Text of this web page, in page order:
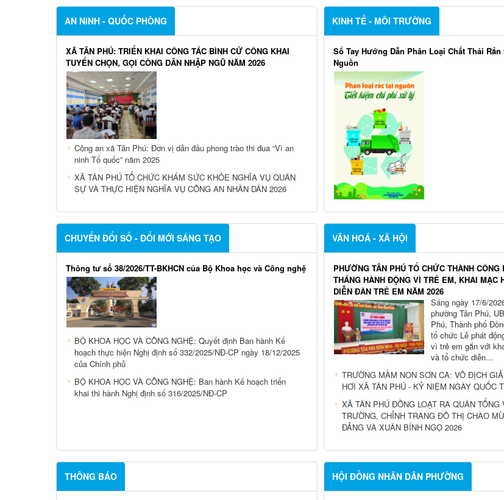
AN NINH - QUỐC PHÒNG
XÃ TÂN PHÚ: TRIỂN KHAI CÔNG TÁC BÌNH CỬ CÔNG KHAI
TUYỂN CHỌN, GỌI CÔNG DÂN NHẬP NGŨ NĂM 2026
Công an xã Tân Phú: Đơn vị dẫn đầu phong trào thi đua “Vì an
ninh Tổ quốc” năm 2025
XÃ TÂN PHÚ TỔ CHỨC KHÁM SỨC KHỎE NGHĨA VỤ QUÂN
SỰ VÀ THỰC HIỆN NGHĨA VỤ CÔNG AN NHÂN DÂN 2026
KINH TẾ - MÔI TRƯỜNG
Sổ Tay Hướng Dẫn Phân Loại Chất Thải Rắn
Nguồn
CHUYỂN ĐỔI SỐ - ĐỔI MỚI SÁNG TẠO
Thông tư số 38/2026/TT-BKHCN của Bộ Khoa học và Công nghệ
BỘ KHOA HỌC VÀ CÔNG NGHỆ: Quyết định Ban hành Kế
hoạch thực hiện Nghị định số 332/2025/NĐ-CP ngày 18/12/2025
của Chính phủ
BỘ KHOA HỌC VÀ CÔNG NGHỆ: Ban hành Kế hoạch triển
khai thi hành Nghị định số 316/2025/NĐ-CP
VĂN HOÁ - XÃ HỘI
PHƯỜNG TÂN PHÚ TỔ CHỨC THÀNH CÔNG
THÁNG HÀNH ĐỘNG VÌ TRẺ EM, KHAI MẠC
DIỄN ĐÀN TRẺ EM NĂM 2026
Sáng ngày 17/6/
phường Tân Phú,
Phú, Thành phố
tổ chức Lễ phát
vì trẻ em gắn với
và tổ chức diễn...
TRƯỜNG MẦM NON SƠN CA: VÔ ĐỊCH
HƠI XÃ TÂN PHÚ - KỶ NIỆM NGÀY QUỐC
XÃ TÂN PHÚ ĐỒNG LOẠT RA QUÂN TỔNG
TRƯỜNG, CHỈNH TRANG ĐÔ THỊ CHÀO
ĐẢNG VÀ XUÂN BÍNH NGỌ 2026
THÔNG BÁO HỘI ĐỒNG NHÂN DÂN PHƯỜNG